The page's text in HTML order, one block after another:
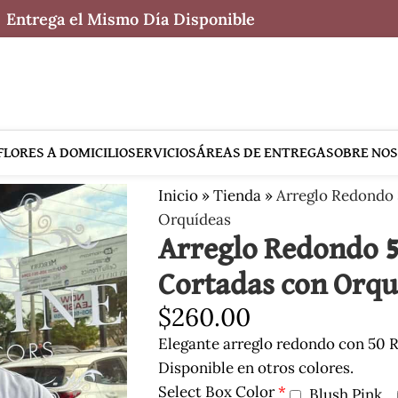
Entrega el Mismo Día Disponible
A DOMICILIOSERVICIOSÁREAS DE ENTREGASOBRE
Inicio »Tienda »Arreglo Redondo
Orquídeas
Arreglo Redondo
Cortadas con
$260.00
Elegante arreglo redondo con 50
Disponible en otros colores.
Select Box Color*